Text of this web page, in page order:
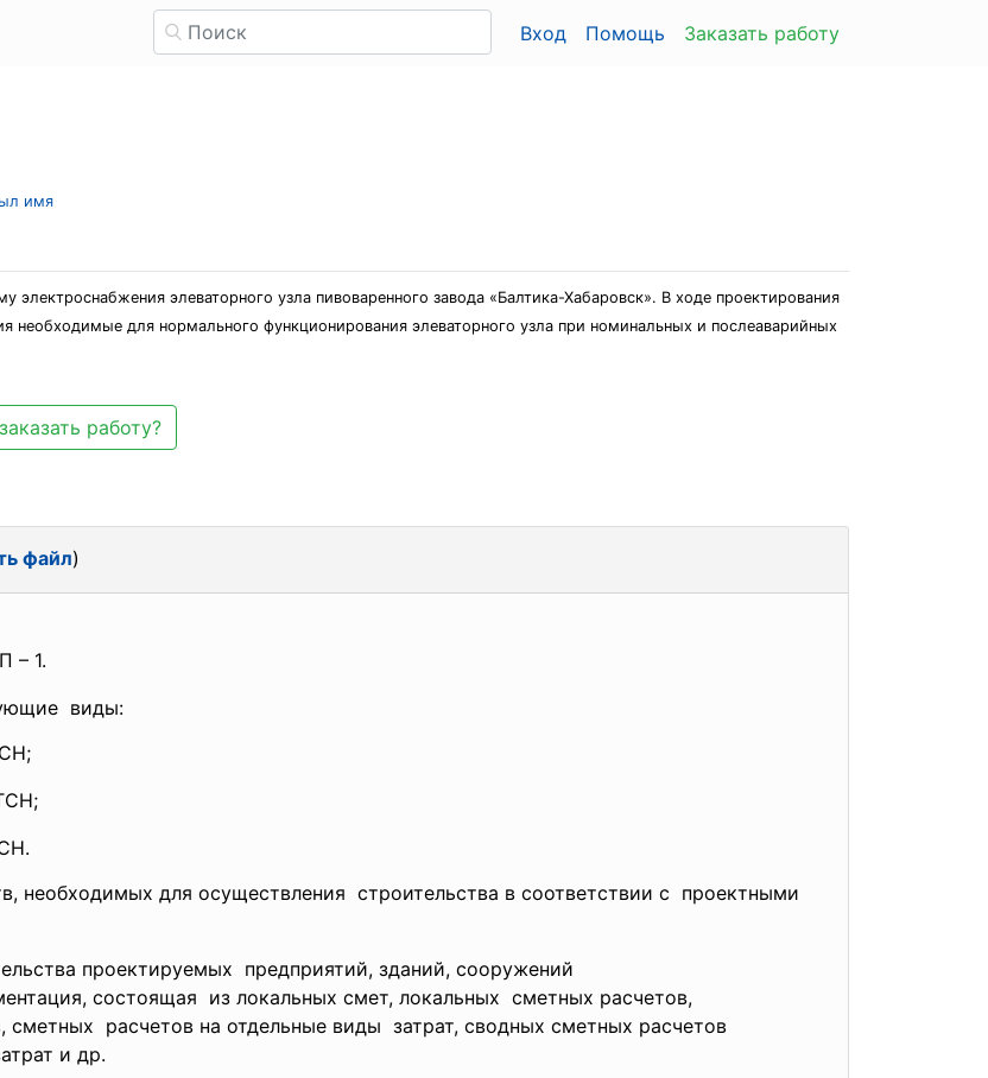
Вход Помощь Заказать работу
имя
электроснабжения элеваторного узла пивоваренного завода «Балтика-Хабаровск». В ходе проектирования
необходимые для нормального функционирования элеваторного узла при номинальных и послеаварийных
работу?
файл)
– 1.
виды:
необходимых для осуществления строительства в соответствии с проектными
проектируемых предприятий, зданий, сооружений
состоящая из локальных смет, локальных сметных расчетов,
сметных расчетов на отдельные виды затрат, сводных сметных расчетов
и др.